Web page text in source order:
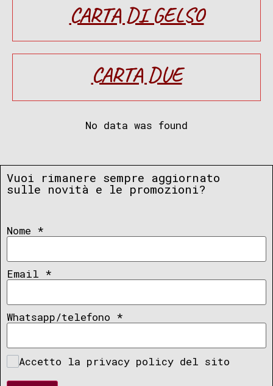
CARTA DI GELSO
CARTA DUE
No data was found
Vuoi rimanere sempre aggiornato
sulle novità e le promozioni?
Nome *
Email *
Whatsapp/telefono *
Accetto la privacy policy del sito